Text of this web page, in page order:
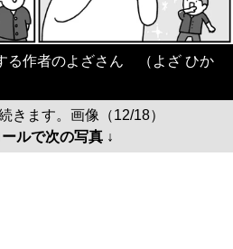
る作者のよざさん （よざ ひか
きます。画像（12/18）
ルで次の写真 ↓